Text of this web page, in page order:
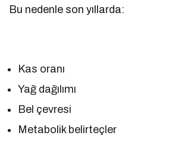
Bu nedenle son yıllarda:
Kas oranı
Yağ dağılımı
Bel çevresi
Metabolik belirteçler